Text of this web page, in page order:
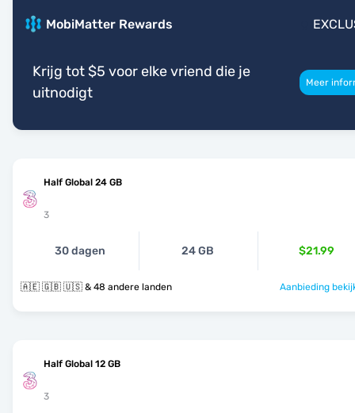
MobiMatter Rewards
Krijg tot $5 voor elke vriend die je
uitnodigt
Meer
Half Global 24 GB
3
30 dagen 24 GB $21.99
🇦🇪 🇬🇧 🇺🇸 & 48 andere landen Aanbieding
Half Global 12 GB
3